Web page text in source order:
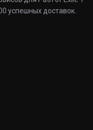
успешных доставок.